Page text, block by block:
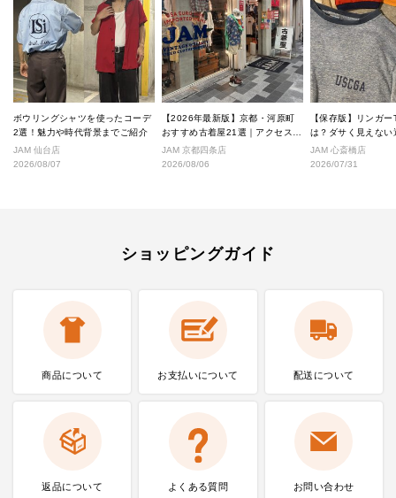
ボウリングシャツを使ったコーデ
2選！魅力や時代背景までご紹介
JAM 仙台店
2026/08/07
【2026年最新版】京都・河原町
おすすめ古着屋21選｜アクセス良
好な絶対行くべきショップ厳選！
JAM 京都四条店
2026/08/06
【保存版】リンガ
は？ダサく見えない
なし完全ガイド
JAM 心斎橋店
2026/07/31
ショッピングガイド
商品について お支払いについて 配送について
返品について よくある質問 お問い合わせ